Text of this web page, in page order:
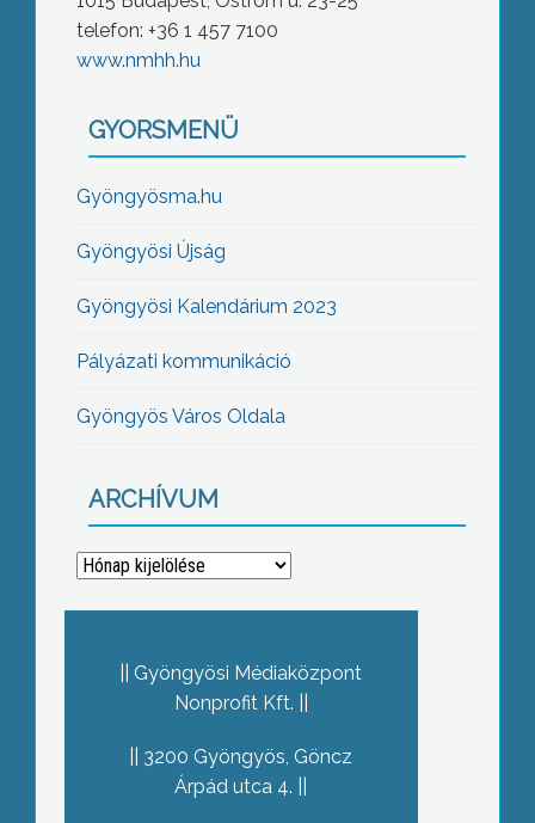
telefon: +36 1 457 7100
www.nmhh.hu
GYORSMENÜ
Gyöngyösma.hu
Gyöngyösi Újság
Gyöngyösi Kalendárium 2023
Pályázati kommunikáció
Gyöngyös Város Oldala
ARCHÍVUM
Archívum
Gyöngyösi Médiaközpont
Nonprofit Kft.
3200 Gyöngyös, Göncz
Árpád utca 4.